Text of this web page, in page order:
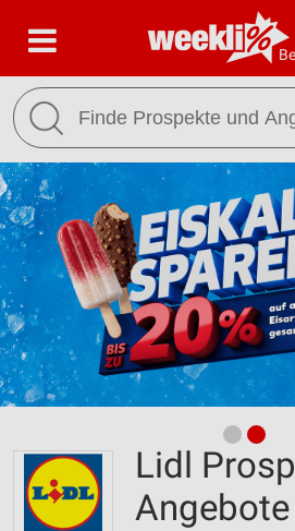
Lidl